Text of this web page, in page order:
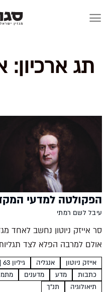
תג ארכיון:
הפקולטה למדעי
עיבל לשם רמתי
סר אייזק ניוטון נחשב לאחד
אולם למרבה הפלא לצד
המתמטיקה, המכניקה
במקרא, בהיסטוריה ובאלכימיה,
שלו הן לא יותר...
אייזק ניוטון אנגליה גיליון 63 | אב תשע"ה
כתבות
מדע מדענים
תיאולוגיה
תנ"ך